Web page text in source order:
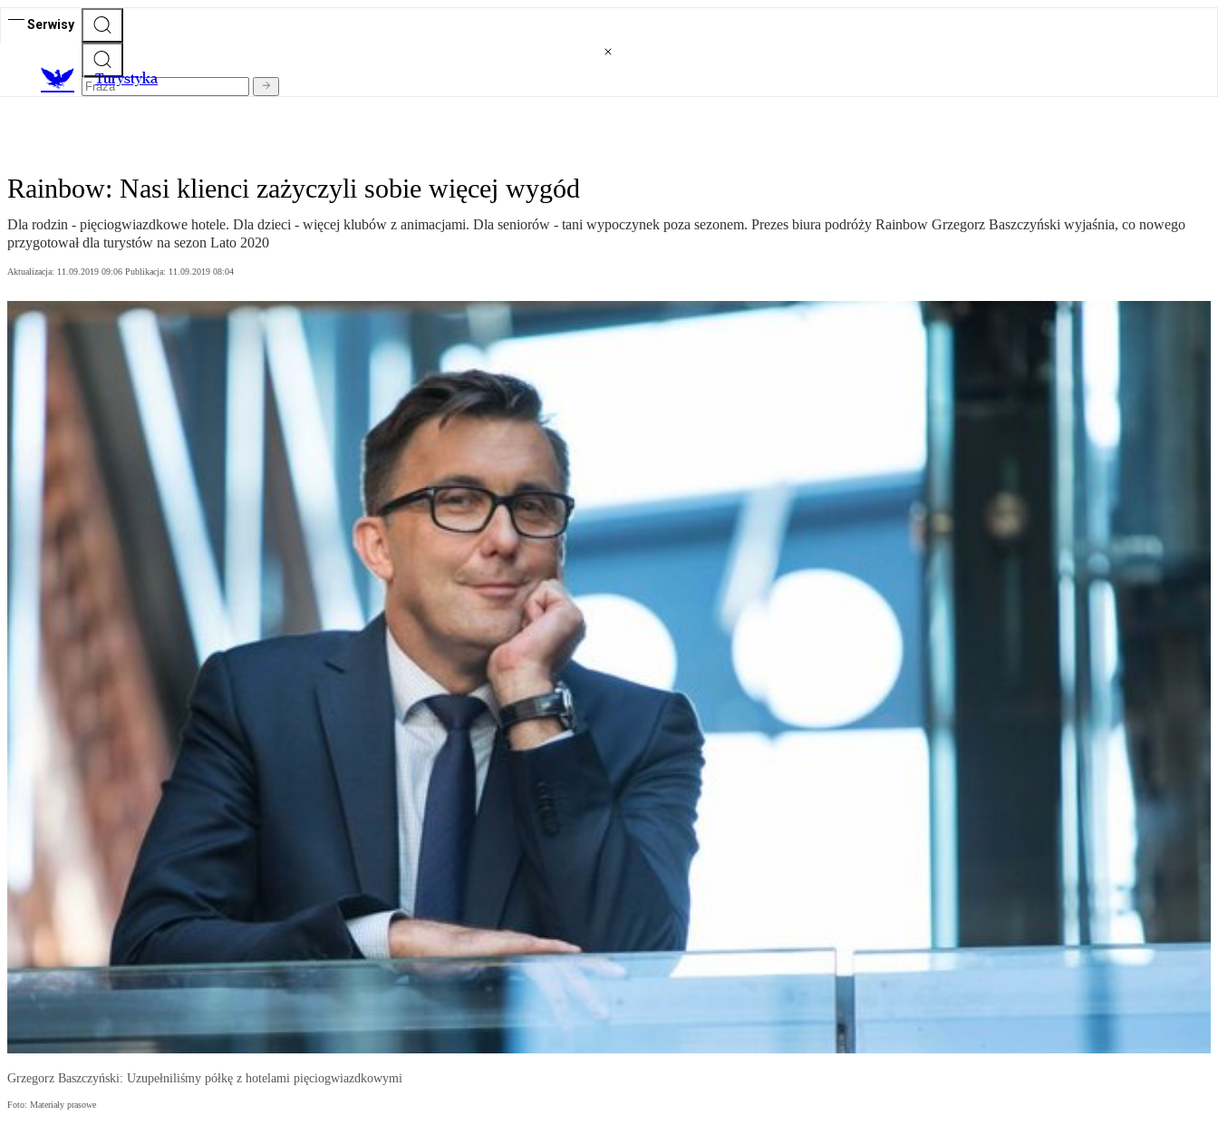
Serwisy
Turystyka
Rainbow: Nasi klienci zażyczyli sobie więcej wygód
Dla rodzin - pięciogwiazdkowe hotele. Dla dzieci - więcej klubów z animacjami. Dla seniorów - tani wypoczynek poza sezonem. Prezes biura podróży Rainbow Grzegorz Baszczyński wyjaśnia, co nowego
przygotował dla turystów na sezon Lato 2020
Aktualizacja: 11.09.2019 09:06 Publikacja: 11.09.2019 08:04
Grzegorz Baszczyński: Uzupełniliśmy półkę z hotelami pięciogwiazdkowymi
Foto: Materiały prasowe